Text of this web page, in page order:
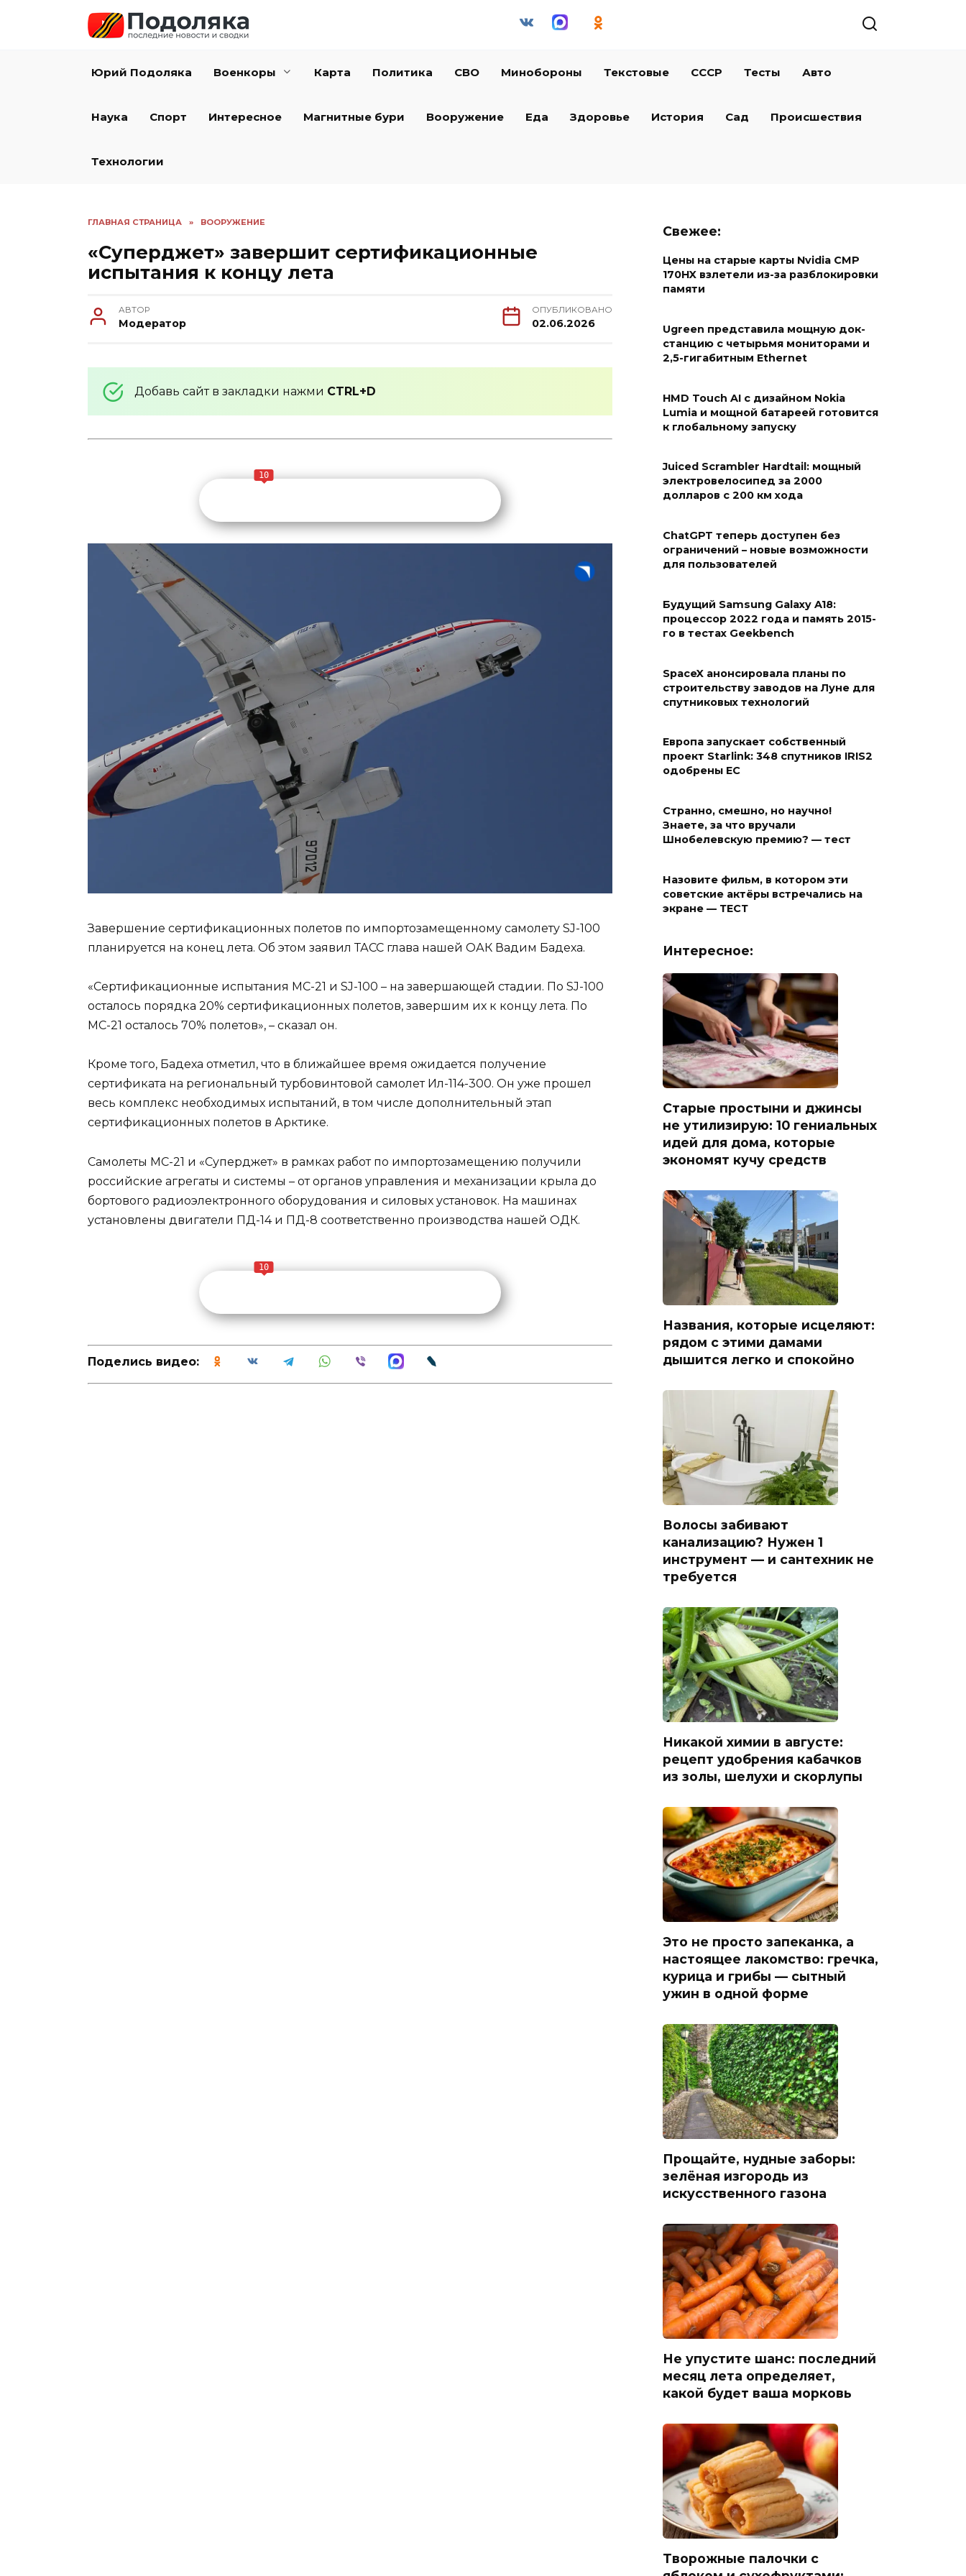
Юрий Подоляка Военкоры Карта Политика СВО Минобороны Текстовые СССР Тесты Авто
Наука Спорт Интересное Магнитные бури Вооружение Еда Здоровье История Сад Происшествия
Технологии
ГЛАВНАЯ СТРАНИЦА » ВООРУЖЕНИЕ
«Суперджет» завершит сертификационные
испытания к концу лета
АВТОР
Модератор
ОПУБЛИКОВАНО
02.06.2026
Добавь сайт в закладки нажми CTRL+D
10
Завершение сертификационных полетов по импортозамещенному самолету SJ-100
планируется на конец лета. Об этом заявил ТАСС глава нашей ОАК Вадим Бадеха.
«Сертификационные испытания МС-21 и SJ-100 – на завершающей стадии. По SJ-100
осталось порядка 20% сертификационных полетов, завершим их к концу лета. По
МС-21 осталось 70% полетов», – сказал он.
Кроме того, Бадеха отметил, что в ближайшее время ожидается получение
сертификата на региональный турбовинтовой самолет Ил-114-300. Он уже прошел
весь комплекс необходимых испытаний, в том числе дополнительный этап
сертификационных полетов в Арктике.
Самолеты МС-21 и «Суперджет» в рамках работ по импортозамещению получили
российские агрегаты и системы – от органов управления и механизации крыла до
бортового радиоэлектронного оборудования и силовых установок. На машинах
установлены двигатели ПД-14 и ПД-8 соответственно производства нашей ОДК.
10
Поделись видео:
Свежее:
Цены на старые карты Nvidia CMP
170HX взлетели из-за разблокировки
памяти
Ugreen представила мощную док-
станцию с четырьмя мониторами и
2,5-гигабитным Ethernet
HMD Touch AI с дизайном Nokia
Lumia и мощной батареей готовится
к глобальному запуску
Juiced Scrambler Hardtail: мощный
электровелосипед за 2000
долларов с 200 км хода
ChatGPT теперь доступен без
ограничений – новые возможности
для пользователей
Будущий Samsung Galaxy A18:
процессор 2022 года и память 2015-
го в тестах Geekbench
SpaceX анонсировала планы по
строительству заводов на Луне для
спутниковых технологий
Европа запускает собственный
проект Starlink: 348 спутников IRIS2
одобрены ЕС
Странно, смешно, но научно!
Знаете, за что вручали
Шнобелевскую премию? — тест
Назовите фильм, в котором эти
советские актёры встречались на
экране — ТЕСТ
Интересное:
Старые простыни и джинсы
не утилизирую: 10 гениальных
идей для дома, которые
экономят кучу средств
Названия, которые исцеляют:
рядом с этими дамами
дышится легко и спокойно
Волосы забивают
канализацию? Нужен 1
инструмент — и сантехник не
требуется
Никакой химии в августе:
рецепт удобрения кабачков
из золы, шелухи и скорлупы
Это не просто запеканка, а
настоящее лакомство: гречка,
курица и грибы — сытный
ужин в одной форме
Прощайте, нудные заборы:
зелёная изгородь из
искусственного газона
Не упустите шанс: последний
месяц лета определяет,
какой будет ваша морковь
Творожные палочки с